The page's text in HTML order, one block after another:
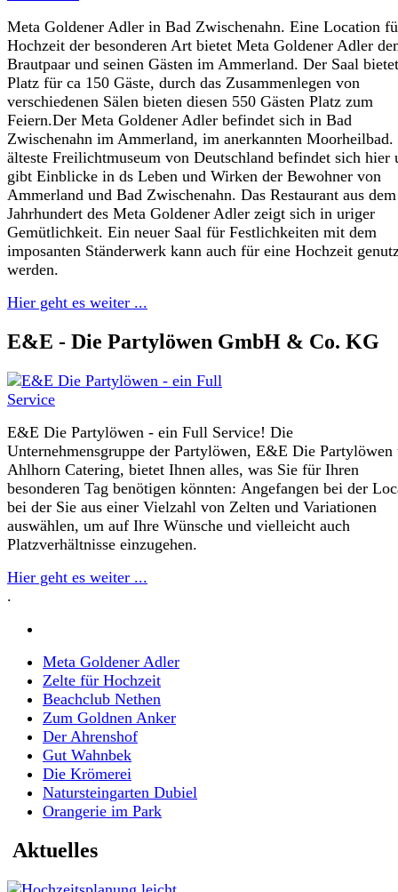
Meta Goldener Adler in Bad Zwischenahn. Eine Location
Hochzeit der besonderen Art bietet Meta Goldener Adler
Brautpaar und seinen Gästen im Ammerland. Der Saal bietet
Platz für ca 150 Gäste, durch das Zusammenlegen von
verschiedenen Sälen bieten diesen 550 Gästen Platz zum
Feiern.Der Meta Goldener Adler befindet sich in Bad
Zwischenahn im Ammerland, im anerkannten Moorheilbad.
älteste Freilichtmuseum von Deutschland befindet sich hier
gibt Einblicke in ds Leben und Wirken der Bewohner von
Ammerland und Bad Zwischenahn. Das Restaurant aus
Jahrhundert des Meta Goldener Adler zeigt sich in uriger
Gemütlichkeit. Ein neuer Saal für Festlichkeiten mit dem
imposanten Ständerwerk kann auch für eine Hochzeit
werden.
Hier geht es weiter ...
E&E - Die Partylöwen GmbH & Co. KG
E&E Die Partylöwen - ein Full Service! Die
Unternehmensgruppe der Partylöwen, E&E Die Partylöwen
Ahlhorn Catering, bietet Ihnen alles, was Sie für Ihren
besonderen Tag benötigen könnten: Angefangen bei der
bei der Sie aus einer Vielzahl von Zelten und Variationen
auswählen, um auf Ihre Wünsche und vielleicht auch
Platzverhältnisse einzugehen.
Hier geht es weiter ...
.
Meta Goldener Adler
Zelte für Hochzeit
Beachclub Nethen
Zum Goldnen Anker
Der Ahrenshof
Gut Wahnbek
Die Krömerei
Natursteingarten Dubiel
Orangerie im Park
Aktuelles